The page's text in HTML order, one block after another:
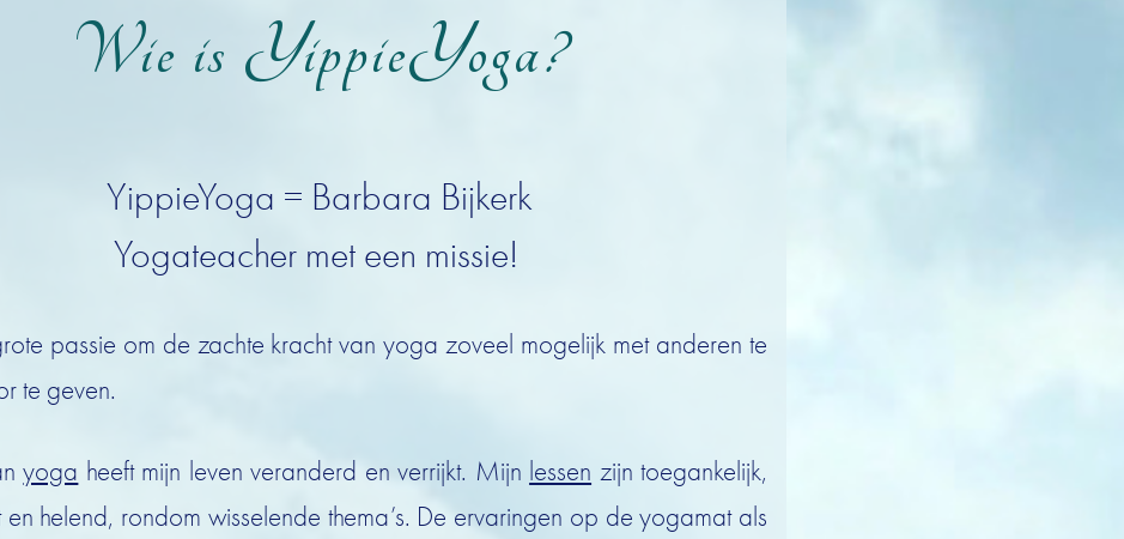
Wie is YippieYoga?
YippieYoga = Barbara Bijkerk
Yogateacher met een missie!
passie om de zachte kracht van yoga zoveel mogelijk met anderen te
te geven.
yoga heeft mijn leven veranderd en verrijkt. Mijn lessen zijn toegankelijk,
en helend, rondom wisselende thema’s. De ervaringen op de yogamat als